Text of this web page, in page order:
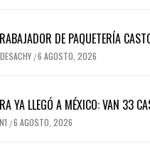
DE PAQUETERÍA
/6 AGOSTO, 2026
YA LLEGÓ A MÉXICO: VAN 33
/6 AGOSTO, 2026